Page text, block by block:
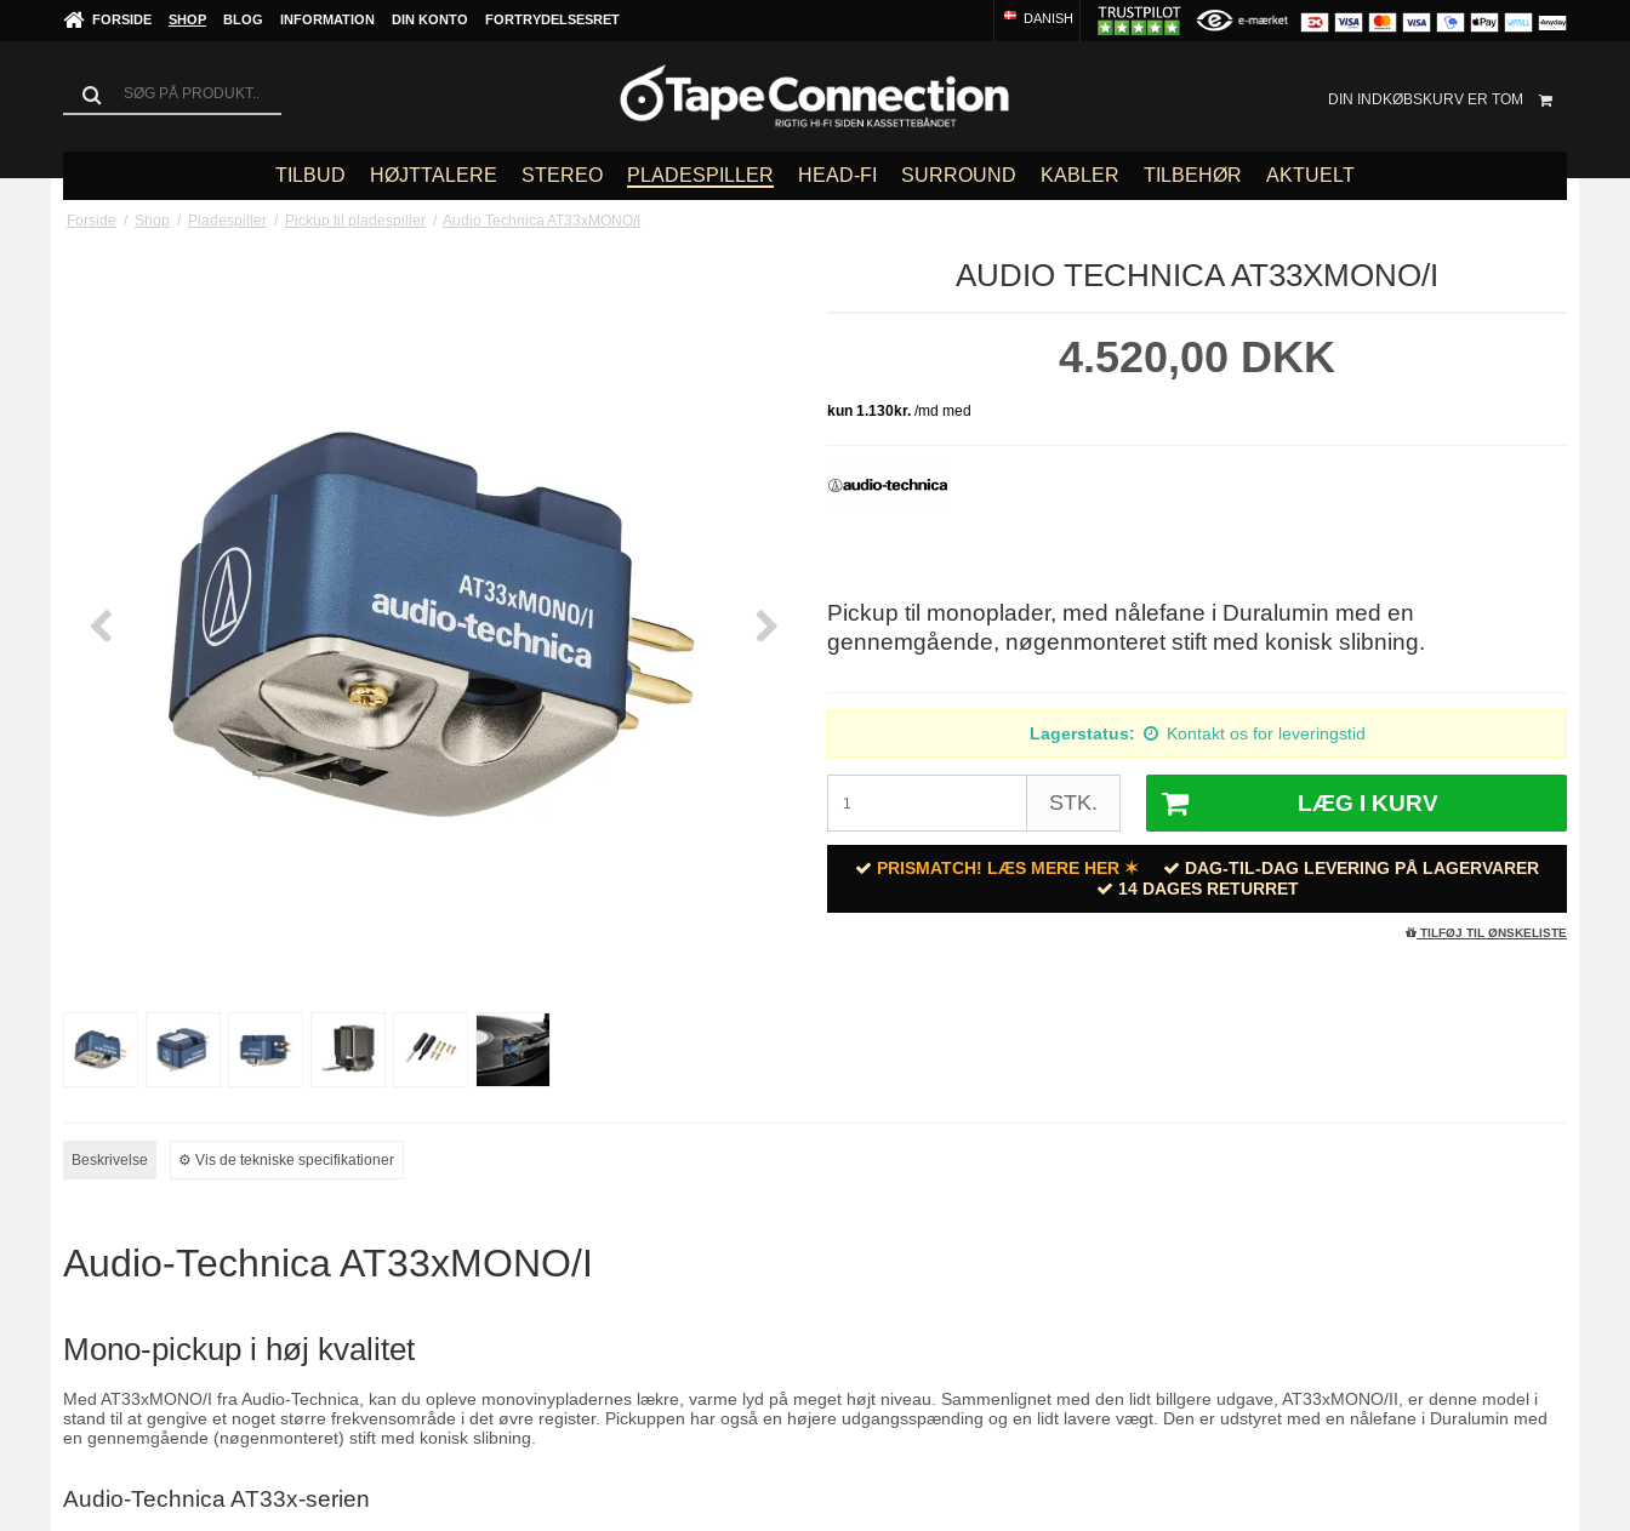
FORSIDE SHOP BLOG INFORMATION DIN KONTO FORTRYDELSESRET DANISH
DIN INDKØBSKURV ER TOM
TILBUD HØJTTALERE STEREO PLADESPILLER HEAD-FI SURROUND KABLER TILBEHØR AKTUELT
Forside / Shop / Pladespiller / Pickup til pladespiller / Audio Technica AT33xMONO/I
AUDIO TECHNICA AT33XMONO/I
4.520,00 DKK
Pickup til monoplader, med nålefane i Duralumin med en
gennemgående, nøgenmonteret stift med konisk slibning.
Lagerstatus: Kontakt os for leveringstid
STK. LÆG I KURV
PRISMATCH! LÆS MERE HER ✶
DAG-TIL-DAG LEVERING PÅ LAGERVARER
14 DAGES RETURRET
TILFØJ TIL ØNSKELISTE
Beskrivelse ⚙︎ Vis de tekniske specifikationer
Audio-Technica AT33xMONO/I
Mono-pickup i høj kvalitet
Med AT33xMONO/I fra Audio-Technica, kan du opleve monovinypladernes lækre, varme lyd på meget højt niveau. Sammenlignet med den lidt billgere udgave, AT33xMONO/II, er denne model i
stand til at gengive et noget større frekvensområde i det øvre register. Pickuppen har også en højere udgangsspænding og en lidt lavere vægt. Den er udstyret med en nålefane i Duralumin med
en gennemgående (nøgenmonteret) stift med konisk slibning.
Audio-Technica AT33x-serien